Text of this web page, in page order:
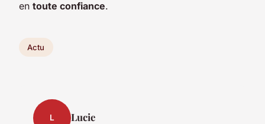
en toute confiance.
Actu
L Lucie